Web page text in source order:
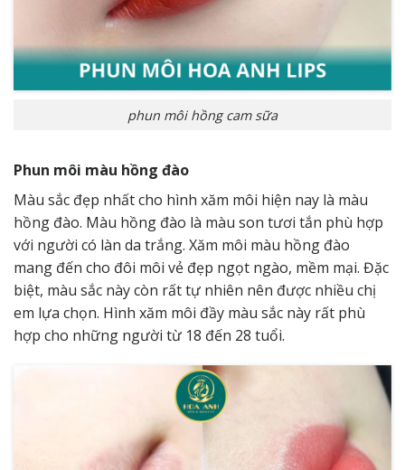
phun môi hồng cam sữa
Phun môi màu hồng đào
Màu sắc đẹp nhất cho hình xăm môi hiện nay là màu
hồng đào. Màu hồng đào là màu son tươi tắn phù hợp
với người có làn da trắng. Xăm môi màu hồng đào
mang đến cho đôi môi vẻ đẹp ngọt ngào, mềm mại. Đặc
biệt, màu sắc này còn rất tự nhiên nên được nhiều chị
em lựa chọn. Hình xăm môi đầy màu sắc này rất phù
hợp cho những người từ 18 đến 28 tuổi.